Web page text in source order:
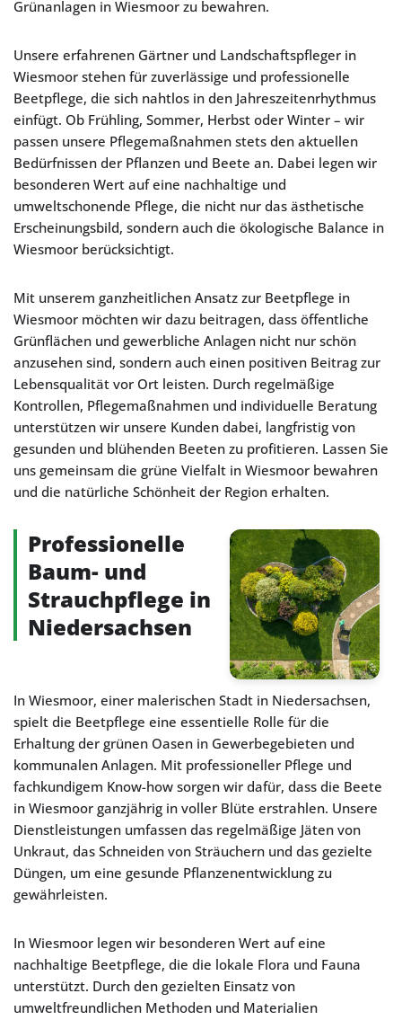
Grünanlagen in Wiesmoor zu bewahren.
Unsere erfahrenen Gärtner und Landschaftspfleger in
Wiesmoor stehen für zuverlässige und professionelle
Beetpflege, die sich nahtlos in den Jahreszeitenrhythmus
einfügt. Ob Frühling, Sommer, Herbst oder Winter – wir
passen unsere Pflegemaßnahmen stets den aktuellen
Bedürfnissen der Pflanzen und Beete an. Dabei legen wir
besonderen Wert auf eine nachhaltige und
umweltschonende Pflege, die nicht nur das ästhetische
Erscheinungsbild, sondern auch die ökologische Balance in
Wiesmoor berücksichtigt.
Mit unserem ganzheitlichen Ansatz zur Beetpflege in
Wiesmoor möchten wir dazu beitragen, dass öffentliche
Grünflächen und gewerbliche Anlagen nicht nur schön
anzusehen sind, sondern auch einen positiven Beitrag zur
Lebensqualität vor Ort leisten. Durch regelmäßige
Kontrollen, Pflegemaßnahmen und individuelle Beratung
unterstützen wir unsere Kunden dabei, langfristig von
gesunden und blühenden Beeten zu profitieren. Lassen Sie
uns gemeinsam die grüne Vielfalt in Wiesmoor bewahren
und die natürliche Schönheit der Region erhalten.
Professionelle
Baum- und
Strauchpflege in
Niedersachsen
In Wiesmoor, einer malerischen Stadt in Niedersachsen,
spielt die Beetpflege eine essentielle Rolle für die
Erhaltung der grünen Oasen in Gewerbegebieten und
kommunalen Anlagen. Mit professioneller Pflege und
fachkundigem Know-how sorgen wir dafür, dass die Beete
in Wiesmoor ganzjährig in voller Blüte erstrahlen. Unsere
Dienstleistungen umfassen das regelmäßige Jäten von
Unkraut, das Schneiden von Sträuchern und das gezielte
Düngen, um eine gesunde Pflanzenentwicklung zu
gewährleisten.
In Wiesmoor legen wir besonderen Wert auf eine
nachhaltige Beetpflege, die die lokale Flora und Fauna
unterstützt. Durch den gezielten Einsatz von
umweltfreundlichen Methoden und Materialien